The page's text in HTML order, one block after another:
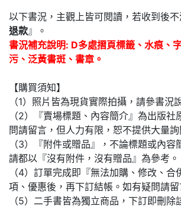
以下書況，主觀上皆可閱讀，若收到後
退款』。
書況補充說明: D多處摺頁標籤、水痕、
污、泛黃書斑、書章。
【購買須知】
（1）照片皆為現貨實際拍攝，請參書況
（2）『賣場標題、內容簡介』為出版社
問請留言，但人力有限，恕不提供大量詢
（3）『附件或贈品』，不論標題或內容
請都以『沒有附件，沒有贈品』為參考。
（4）訂單完成即『無法加購、修改、合
項、優惠後，再下訂結帳。如有疑問請留
（5）二手書皆為獨立商品，下訂即刪除